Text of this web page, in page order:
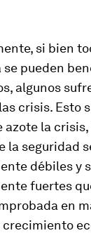
si bien
se pueden
algunos
crisis. Esto
azote la
la seguridad
débiles y
fuertes
en
crecimiento